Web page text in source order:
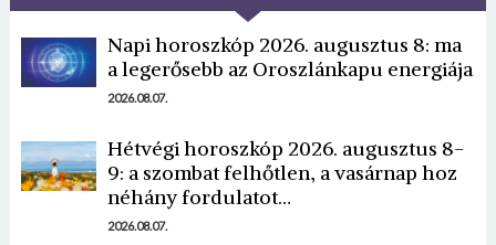
Napi horoszkóp 2026. augusztus 8: ma
a legerősebb az Oroszlánkapu energiája
2026.08.07.
Hétvégi horoszkóp 2026. augusztus 8-
9: a szombat felhőtlen, a vasárnap hoz
néhány fordulatot…
2026.08.07.